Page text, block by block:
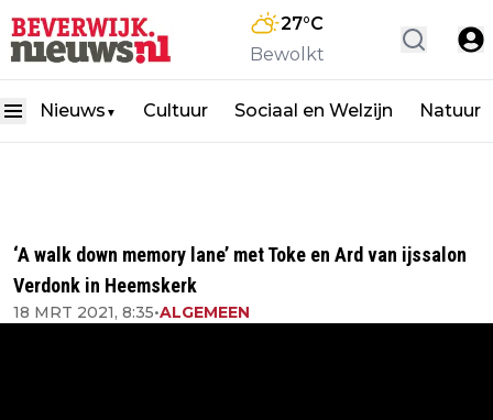
27°C
Bewolkt
Nieuws ▼ Cultuur Sociaal en Welzijn Natuur
‘A walk down memory lane’ met Toke en Ard van ijssalon
Verdonk in Heemskerk
18 MRT 2021, 8:35•ALGEMEEN